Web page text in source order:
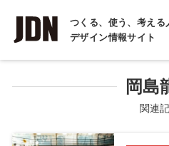
つくる、使う、考える
デザイン情報サイト
INTERVIEW
インタビュー
COLUMN
岡島
関連